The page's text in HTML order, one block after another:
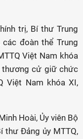
trị, Bí thư Trung
đoàn thể Trung
Việt Nam khóa
thương cử giữ chức
Việt Nam khóa XI,
Hoài, Ủy viên Bộ
thư Đảng ủy MTTQ,